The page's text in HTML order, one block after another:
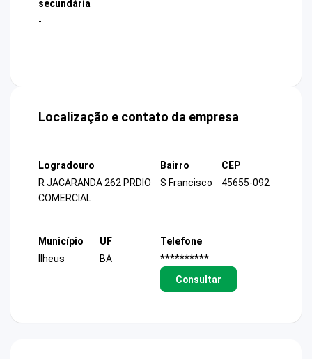
secundária
-
Localização e contato da empresa
Logradouro
R JACARANDA 262 PRDIO
COMERCIAL
Bairro
S Francisco
CEP
45655-092
Município
Ilheus
UF
BA
Telefone
**********
Consultar